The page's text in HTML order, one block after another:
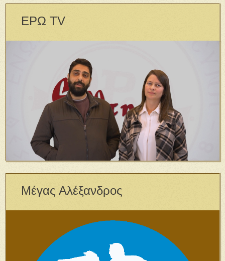
ΕΡΩ TV
Μέγας Αλέξανδρος